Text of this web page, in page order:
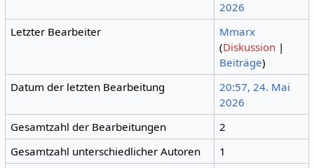
2026
Letzter Bearbeiter
Mmarx
(Diskussion |
Beiträge)
Datum der letzten Bearbeitung
20:57, 24. Mai
2026
Gesamtzahl der Bearbeitungen
2
Gesamtzahl unterschiedlicher Autoren
1